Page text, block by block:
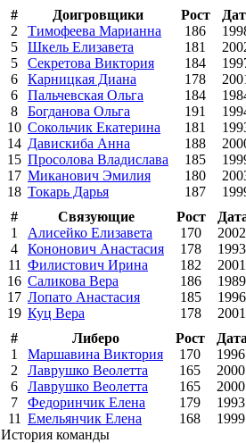
#
Доигровщики Рост
2
Тимофеева Марианна 186
5
Шкель Елизавета 181
5
Секретова Виктория 184
6
Карницкая Диана 178
6
Пальчевская Ольга 184
8
Богданова Ольга 191
10 Сокольчик Екатерина 181
14 Давискиба Анна 188
15 Просолова Владислава 185
17 Миканович Эмилия 180
18 Токарь Дарья 187
#
Связующие Рост
1
Алисейко Елизавета 170 2002
4
Кононович Анастасия 178 1993
11 Филистович Ирина 182 2001
16 Саликова Вера 186 1989
17 Лопато Анастасия 185 1996
19 Куц Вера 178 2001
#
Либеро Рост
1
Маршавина Виктория 170 1996
2
Лаврушко Веолетта 165 2000
6
Лаврушко Веолетта 165 2000
7
Федоринчик Елена 179 1993
11 Емельянчик Елена 168 1999
История команды